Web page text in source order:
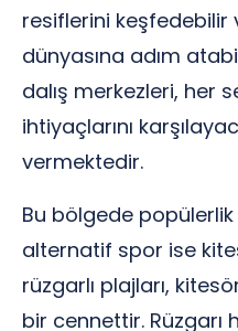
resiflerini keşfedebilir
dünyasına adım
dalış merkezleri, her
ihtiyaçlarını
vermektedir.
Bu bölgede
alternatif spor ise
rüzgarlı plajları,
bir cennettir. Rüzgarı